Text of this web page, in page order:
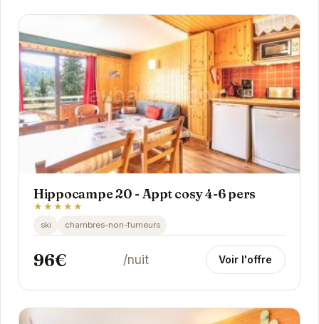
Hippocampe 20 - Appt cosy 4-6 pers
★★★★★
ski chambres-non-fumeurs
96€ /nuit Voir l'offre